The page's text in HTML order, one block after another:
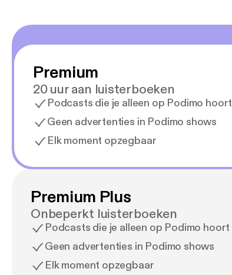
Premium
20 uur aan luisterboeken
Podcasts die je alleen op Podimo hoort
Geen advertenties in Podimo shows
Elk moment opzegbaar
Premium Plus
Onbeperkt luisterboeken
Podcasts die je alleen op Podimo hoort
Geen advertenties in Podimo shows
Elk moment opzegbaar